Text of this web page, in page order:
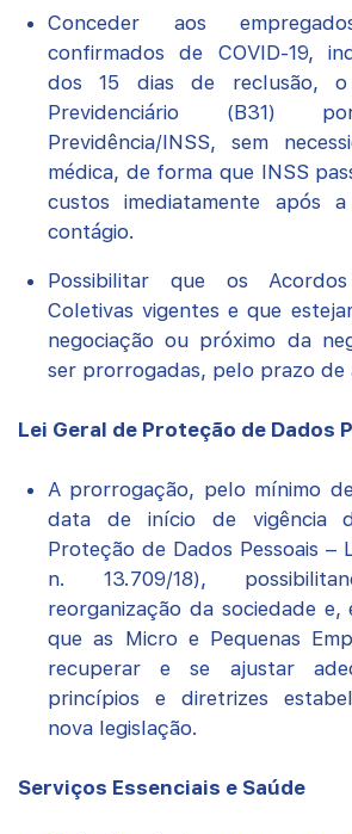
Conceder aos
confirmados de COVID-19,
dos 15 dias de reclusão, o
Previdenciário (B31)
Previdência/INSS, sem
médica, de forma que INSS
custos imediatamente após
contágio.
Possibilitar que os
Coletivas vigentes e que
negociação ou próximo da
ser prorrogadas, pelo prazo de
Lei Geral de Proteção de Dados
A prorrogação, pelo mínimo
data de início de vigência
Proteção de Dados Pessoais –
n. 13.709/18),
reorganização da sociedade e,
que as Micro e Pequenas
recuperar e se ajustar
princípios e diretrizes
nova legislação.
Serviços Essenciais e Saúde